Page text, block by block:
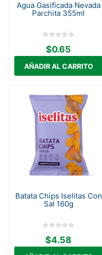
Agua Gasificada Nevada
Parchita 355ml
$0.65
Batata Chips Iselitas Con
Sal 160g
$4.58